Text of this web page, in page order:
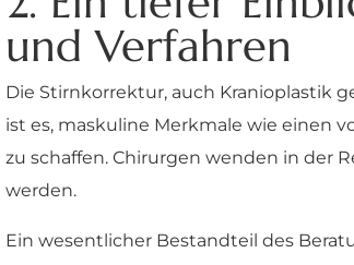
und Verfahren
Die Stirnkorrektur, auch Kranioplastik
ist es, maskuline Merkmale wie einen
zu schaffen. Chirurgen wenden in der
werden.
Ein wesentlicher Bestandteil des